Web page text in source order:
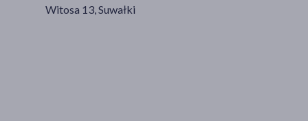
Witosa 13, Suwałki